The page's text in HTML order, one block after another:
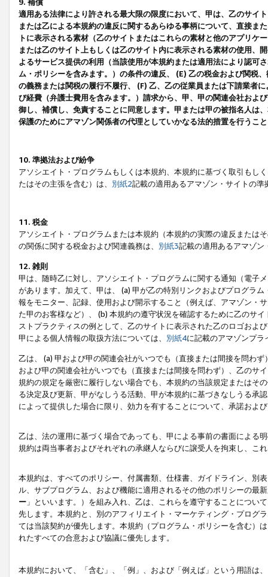
9. 補償
適用ある法律により許される最大限の限度において、甲は、乙のサイ
または乙による本規約の違反に関するあらゆる事柄について、直接ま
トに表示される素材（乙のサイトまたはこれらの素材と他のアプリ
または乙のサイト上もしくは乙のサイト内に表示される素材の使用、
よるサービス提供の利用（当該使用が本規約または適用法により認可
ム・ポリシーを含みます。）の条件の違反、 (E) 乙の税金および関税
の義務または関税の履行不履行、 (F) 乙、乙の従業員または下請業者
び経費（弁護士費用を含みます。）請求から、甲、甲の関連会社およ
御し、補償し、免責することに同意します。甲または甲の被指名人は
保護のためにアマゾン関係者の代理としていかなる法的措置を行うこ
10. 準拠法および紛争
アソシエイト・プログラムもしくは本規約、本規約に基づく取引もし
たはその主張を含む）は、 別紙2記載の適用あるアマゾン・サイトの
11. 税金
アソシエイト・プログラムまたは本規約（本規約の実際の違反または
の関係に関する税金および関連義務は、 別紙3記載の適用あるアマゾン
12. 雑則
甲は、随時乙に対し、アソシエイト・プログラムに関する通知（電子
があります。加えて、甲は、 (a) 甲が乙の特別リンクおよびプログラ
報をモニター、記録、使用および開示すること（例えば、アマゾン・
た甲のお客様など）、 (b) 本規約の遵守状況を確認するために乙のサ
ストプラクティスの例として、乙のサイトに表示された乙のロゴおよ
甲による個人情報の取扱方法については、 別紙4に記載のアマゾンプ
乙は、 (a) 甲および甲の関連会社がいつでも（直接または間接を問わ
および甲の関連会社がいつでも（直接または間接を問わず）、乙のサ
規約の規定を厳密に履行しない場合でも、本規約の当該規定またはそ
る決定及び更新、甲がなしうる活動、甲が本規約に基づきなしうる承
によって提供した場合に限り、効力を有することについて、承諾およ
乙は、法の運用に基づく場合であっても、甲による事前の書面による
規約は両当事者およびそれぞれの承継人ならびに譲受人を拘束し、こ
本規約は、すべてのポリシー、付属書類、仕様書、ガイドライン、別
ル、サブプログラム、および機能に適用されるその他のポリシーの最
ー 」といいます。）を組み入れ、乙は、これらを遵守することにつ
先します。本規約と、別のアフィリエイト・マーケティング・プログ
ては当該契約が優先します。本規約（プログラム・ポリシーを含む）
れたすべての合意および協議に優先します。
本規約において、「含む」、「例」、および「例えば」という用語は